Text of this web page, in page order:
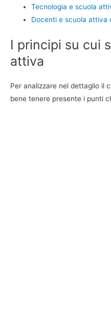
Tecnologia e scuola
Docenti e scuola attiva
I principi su cui
attiva
Per analizzare nel dettaglio il
bene tenere presente i punti